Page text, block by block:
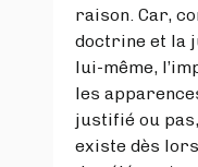
raison. Car,
doctrine et la
lui-même,
les
justifié ou
existe dès